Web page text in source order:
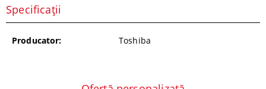
Specificații
Producator: Toshiba